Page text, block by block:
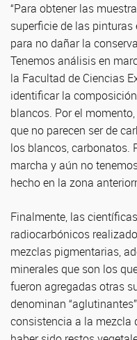
“Para obtener las
superficie de las
para no dañar la
Tenemos análisis en
la Facultad de Ciencias
identificar la
blancos. Por el
que no parecen ser de
los blancos, carbonatos.
marcha y aún no
hecho en la zona
Finalmente, las
radiocarbónicos
mezclas pigmentarias,
minerales que son los
fueron agregadas otras
denominan
consistencia a la mezcla